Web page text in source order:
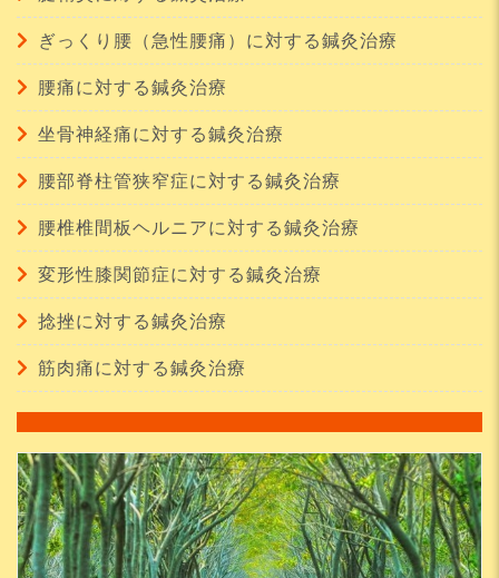
ぎっくり腰（急性腰痛）に対する鍼灸治療
腰痛に対する鍼灸治療
坐骨神経痛に対する鍼灸治療
腰部脊柱管狭窄症に対する鍼灸治療
腰椎椎間板ヘルニアに対する鍼灸治療
変形性膝関節症に対する鍼灸治療
捻挫に対する鍼灸治療
筋肉痛に対する鍼灸治療